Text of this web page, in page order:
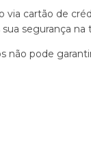
cartão de
segurança na
não pode